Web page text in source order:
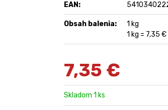
EAN:
Obsah balenia:
1 kg
1 kg = 7,35 €
7,35 €
Skladom 1 ks